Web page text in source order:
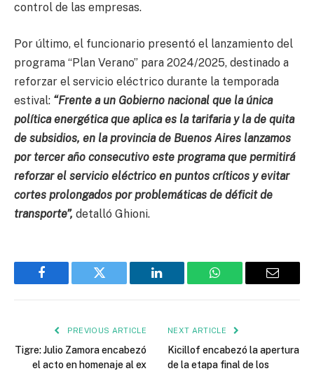
control de las empresas.
Por último, el funcionario presentó el lanzamiento del
programa “Plan Verano” para 2024/2025, destinado a
reforzar el servicio eléctrico durante la temporada
estival: “Frente a un Gobierno nacional que la única
política energética que aplica es la tarifaria y la de quita
de subsidios, en la provincia de Buenos Aires lanzamos
por tercer año consecutivo este programa que permitirá
reforzar el servicio eléctrico en puntos críticos y evitar
cortes prolongados por problemáticas de déficit de
transporte”, detalló Ghioni.
Facebook Twitter LinkedIn WhatsApp Email
PREVIOUS ARTICLE
Tigre: Julio Zamora encabezó
el acto en homenaje al ex
NEXT ARTICLE
Kicillof encabezó la apertura
de la etapa final de los